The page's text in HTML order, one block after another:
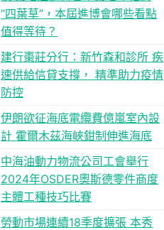
“四葉草”，本屆進博會哪些看點
值得等待？
建行棗莊分行：新竹森和診所 疾
速供給信貸支撐， 精準助力疫情
防控
伊朗欲征海底電纜費億嵐室內設
計 霍爾木茲海峽鉗制伸進海底
中海油動力物流公司工會舉行
2024年OSDER奧斯德零件商度
主體工種技巧比賽
勞動市場連續18季度擴張 本秀